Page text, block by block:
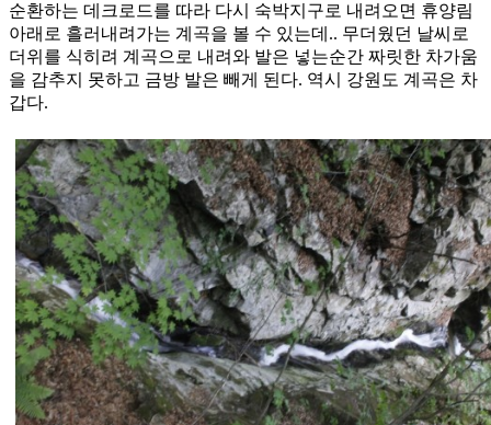
순환하는 데크로드를 따라 다시 숙박지구로 내려오면 휴양림
아래로 흘러내려가는 계곡을 볼 수 있는데.. 무더웠던 날씨로
더위를 식히려 계곡으로 내려와 발은 넣는순간 짜릿한 차가움
을 감추지 못하고 금방 발은 빼게 된다. 역시 강원도 계곡은 차
갑다.